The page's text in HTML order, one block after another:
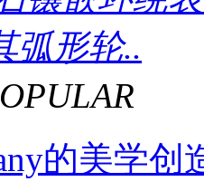
弧形轮..
的美学创